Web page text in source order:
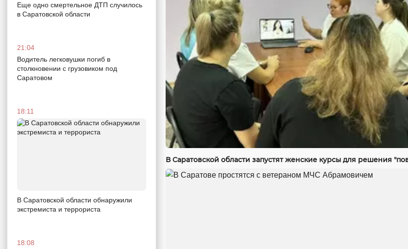
Еще одно смертельное ДТП случилось
в Саратовской области
21:04
Водитель легковушки погиб в
столкновении с грузовиком под
Саратовом
18:11
В Саратовской области обнаружили
экстремиста и террориста
18:08
В Саратовской области запустят женские курсы для решения